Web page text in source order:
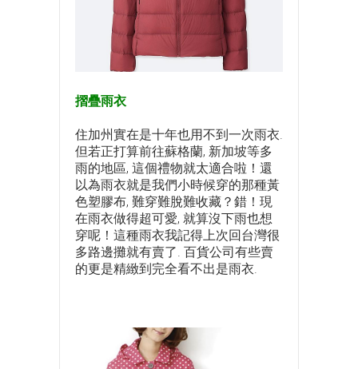
摺疊雨衣
住加州實在是十年也用不到一次雨衣.
但若正打算前往蘇格蘭, 新加坡等多
雨的地區, 這個禮物就太適合啦！還
以為雨衣就是我們小時候穿的那種黃
色塑膠布, 難穿難脫難收藏？錯！現
在雨衣做得超可愛, 就算沒下雨也想
穿呢！這種雨衣我記得上次回台灣很
多路邊攤就有賣了. 百貨公司有些賣
的更是精緻到完全看不出是雨衣.